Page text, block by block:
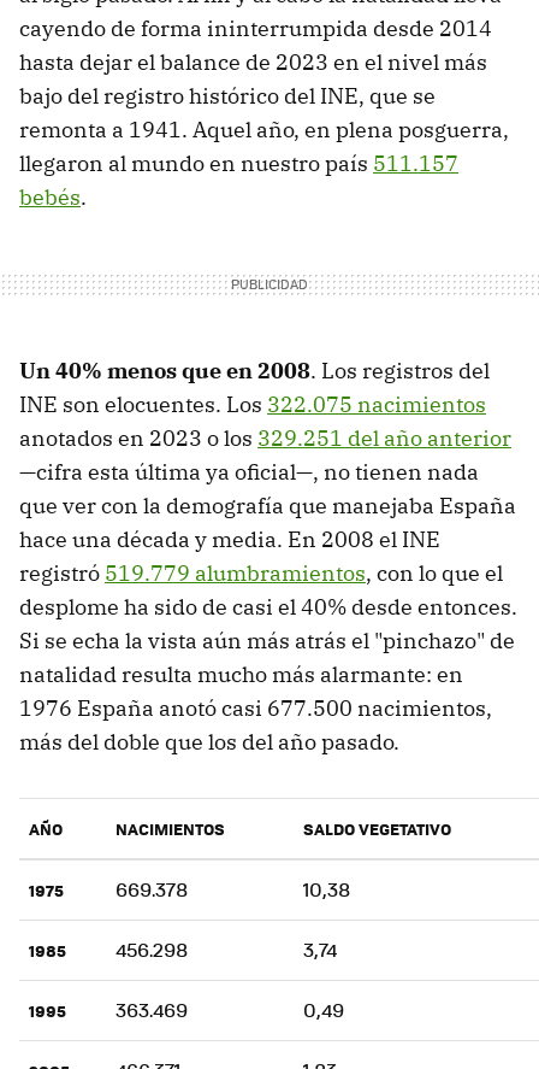
cayendo de forma ininterrumpida desde 2014
hasta dejar el balance de 2023 en el nivel más
bajo del registro histórico del INE, que se
remonta a 1941. Aquel año, en plena posguerra,
llegaron al mundo en nuestro país 511.157
bebés.
Un 40% menos que en 2008. Los registros del
INE son elocuentes. Los 322.075 nacimientos
anotados en 2023 o los 329.251 del año anterior
—cifra esta última ya oficial—, no tienen nada
que ver con la demografía que manejaba España
hace una década y media. En 2008 el INE
registró 519.779 alumbramientos, con lo que el
desplome ha sido de casi el 40% desde entonces.
Si se echa la vista aún más atrás el "pinchazo" de
natalidad resulta mucho más alarmante: en
1976 España anotó casi 677.500 nacimientos,
más del doble que los del año pasado.
AÑO NACIMIENTOS SALDO VEGETATIVO
1975 669.378 10,38
1985 456.298 3,74
1995 363.469 0,49